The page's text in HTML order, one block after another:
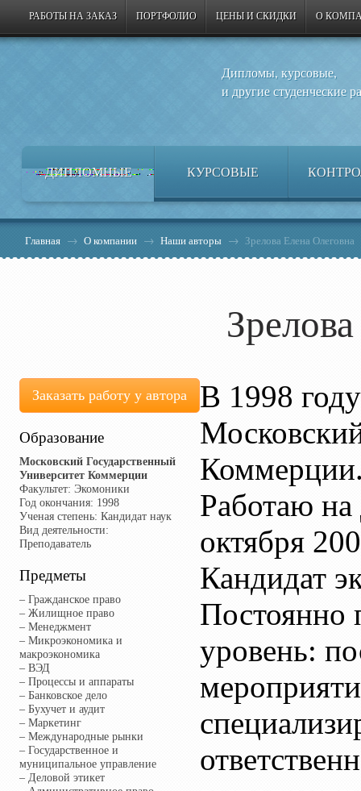
РАБОТЫ НА ЗАКАЗ ПОРТФОЛИО ЦЕНЫ И СКИДКИ О
Дипломы, курсовые,
и другие студенческие
ДИПЛОМНЫЕ КУРСОВЫЕ
Главная → О компании → Наши авторы → Зрелова Елена Олеговна
Заказать работу у автора
Образование
Московский Государственный
Университет Коммерции
Факультет: Экомоники
Год окончания: 1998
Ученая степень: Кандидат наук
Вид деятельности:
Преподаватель
Предметы
– Гражданское право
– Жилищное право
– Менеджмент
– Микроэкономика и
макроэкономика
– ВЭД
– Процессы и аппараты
– Банковское дело
– Бухучет и аудит
– Маркетинг
– Международные рынки
– Государственное и
муниципальное управление
– Деловой этикет
В 1998
Работаю на
октября
Кандидат
Постоянно
уровень: